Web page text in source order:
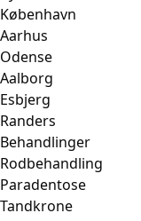
København
Aarhus
Odense
Aalborg
Esbjerg
Randers
Behandlinger
Rodbehandling
Paradentose
Tandkrone